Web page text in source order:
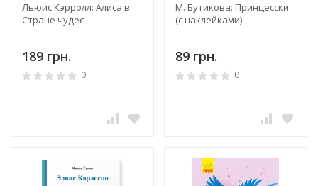
Льюис Кэрролл: Алиса в
Стране чудес
189 грн.
0
М. Бутикова: Принцесски
(с наклейками)
89 грн.
0